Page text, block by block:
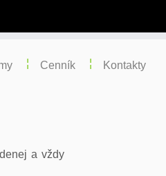
Cenník Kontakty
a vždy